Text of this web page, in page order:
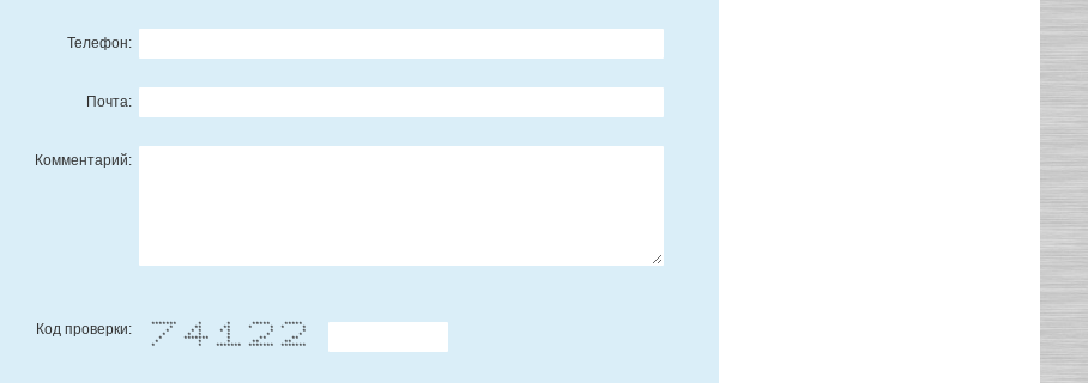
Телефон:
Почта:
Комментарий:
Код проверки: ******* * * ***** *****
* ** ** * * * *
* * * * * * *
* * * * * *
* ******* * ** **
* * * ** **
* * ******* ******* *******